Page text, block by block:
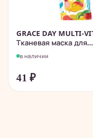
GRACE DAY MULTI-
Тканевая маска для...
в наличии
41 ₽